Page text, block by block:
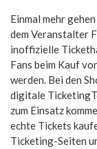
Einmal mehr
dem Veranstalter
inoffizielle
Fans beim Kauf
werden. Bei den
digitale
zum Einsatz
echte Tickets
Ticketing-Seiten